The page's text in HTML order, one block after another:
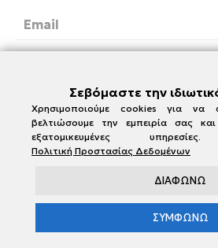
e-damianakis.gr ©
Σεβόμαστε την
Χρησιμοποιούμε cookies για να
βελτιώσουμε την εμπειρία σας
εξατομικευμένες
Πολιτική Προστασίας Δεδομένων
ΔΙΑΦΩΝΩ
ΣΥΜΦΩΝΩ